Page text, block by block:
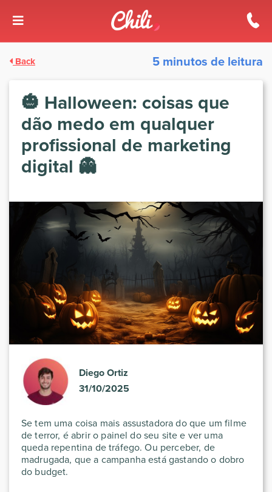
Back 5 minutos de leitura
🎃 Halloween: coisas que
dão medo em qualquer
profissional de marketing
digital 👻
Diego Ortiz
31/10/2025
Se tem uma coisa mais assustadora do que um filme
de terror, é abrir o painel do seu site e ver uma
queda repentina de tráfego. Ou perceber, de
madrugada, que a campanha está gastando o dobro
do budget.